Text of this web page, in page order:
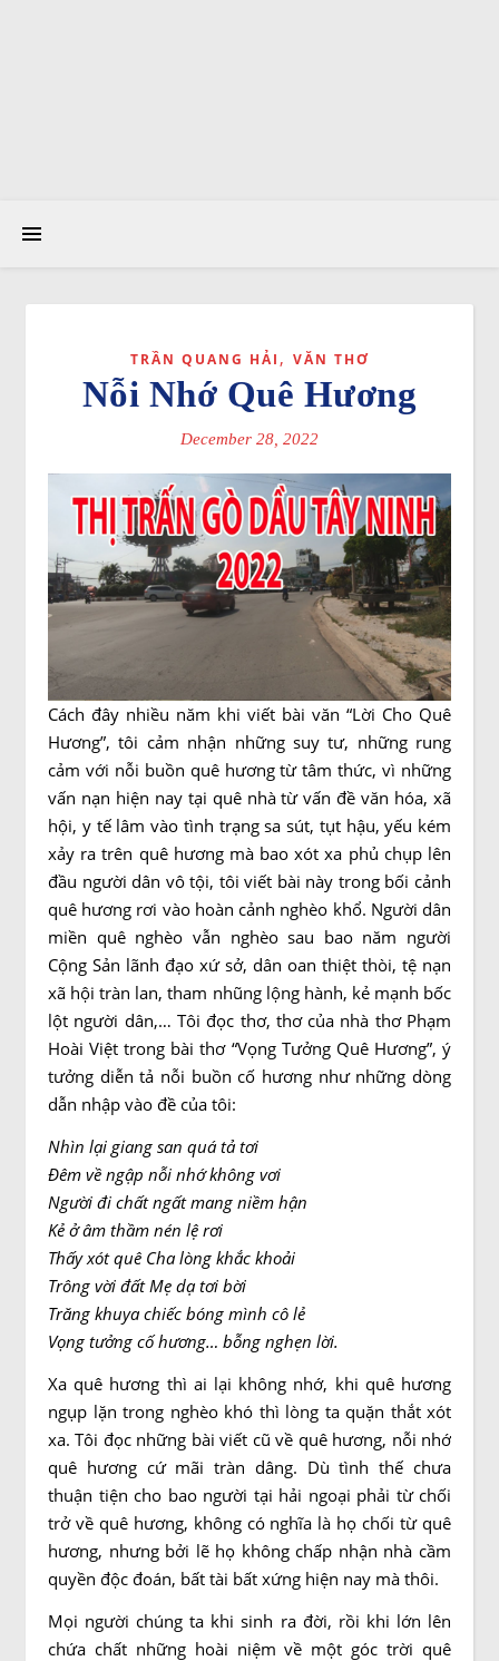
TRẦN QUANG HẢI , VĂN THƠ
Nỗi Nhớ Quê Hương
December 28, 2022
Cách đây nhiều năm khi viết bài văn “Lời Cho Quê
Hương”, tôi cảm nhận những suy tư, những rung
cảm với nỗi buồn quê hương từ tâm thức, vì những
vấn nạn hiện nay tại quê nhà từ vấn đề văn hóa, xã
hội, y tế lâm vào tình trạng sa sút, tụt hậu, yếu kém
xảy ra trên quê hương mà bao xót xa phủ chụp lên
đầu người dân vô tội, tôi viết bài này trong bối cảnh
quê hương rơi vào hoàn cảnh nghèo khổ. Người dân
miền quê nghèo vẫn nghèo sau bao năm người
Cộng Sản lãnh đạo xứ sở, dân oan thiệt thòi, tệ nạn
xã hội tràn lan, tham nhũng lộng hành, kẻ mạnh bốc
lột người dân,… Tôi đọc thơ, thơ của nhà thơ Phạm
Hoài Việt trong bài thơ “Vọng Tưởng Quê Hương”, ý
tưởng diễn tả nỗi buồn cố hương như những dòng
dẫn nhập vào đề của tôi:
Nhìn lại giang san quá tả tơi
Đêm về ngập nỗi nhớ không vơi
Người đi chất ngất mang niềm hận
Kẻ ở âm thầm nén lệ rơi
Thấy xót quê Cha lòng khắc khoải
Trông vời đất Mẹ dạ tơi bời
Trăng khuya chiếc bóng mình cô lẻ
Vọng tưởng cố hương… bỗng nghẹn lời.
Xa quê hương thì ai lại không nhớ, khi quê hương
ngụp lặn trong nghèo khó thì lòng ta quặn thắt xót
xa. Tôi đọc những bài viết cũ về quê hương, nỗi nhớ
quê hương cứ mãi tràn dâng. Dù tình thế chưa
thuận tiện cho bao người tại hải ngoại phải từ chối
trở về quê hương, không có nghĩa là họ chối từ quê
hương, nhưng bởi lẽ họ không chấp nhận nhà cầm
quyền độc đoán, bất tài bất xứng hiện nay mà thôi.
Mọi người chúng ta khi sinh ra đời, rồi khi lớn lên
chứa chất những hoài niệm về một góc trời quê